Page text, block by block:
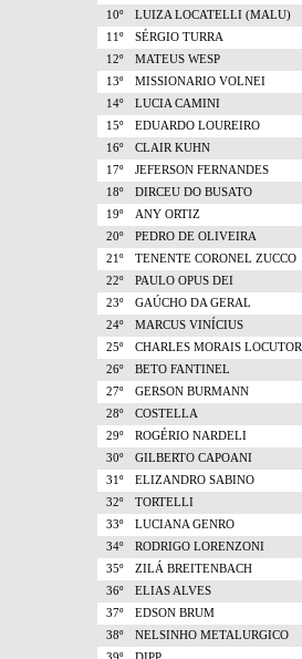
10º
LUIZA LOCATELLI (MALU)
11º
SÉRGIO TURRA
12º
MATEUS WESP
13º
MISSIONARIO VOLNEI
14º
LUCIA CAMINI
15º
EDUARDO LOUREIRO
16º
CLAIR KUHN
17º
JEFERSON FERNANDES
18º
DIRCEU DO BUSATO
19º
ANY ORTIZ
20º
PEDRO DE OLIVEIRA
21º
TENENTE CORONEL ZUCCO
22º
PAULO OPUS DEI
23º
GAÚCHO DA GERAL
24º
MARCUS VINÍCIUS
25º
CHARLES MORAIS LOCUTOR
26º
BETO FANTINEL
27º
GERSON BURMANN
28º
COSTELLA
29º
ROGÉRIO NARDELI
30º
GILBERTO CAPOANI
31º
ELIZANDRO SABINO
32º
TORTELLI
33º
LUCIANA GENRO
34º
RODRIGO LORENZONI
35º
ZILÁ BREITENBACH
36º
ELIAS ALVES
37º
EDSON BRUM
38º
NELSINHO METALURGICO